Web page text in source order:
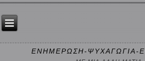
ΕΝΗΜΕΡΩΣΗ-ΨΥΧΑΓΩΓΙΑ-